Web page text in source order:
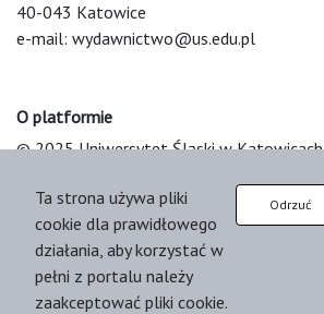
40-043 Katowice
e-mail: wydawnictwo@us.edu.pl
O platformie
© 2025 Uniwersytet Śląski w Katowicach
Platform & Workflow by OJS/PKP
Ta strona używa pliki
cookie dla prawidłowego
działania, aby korzystać w
pełni z portalu należy
zaakceptować pliki cookie.
Odrzuć